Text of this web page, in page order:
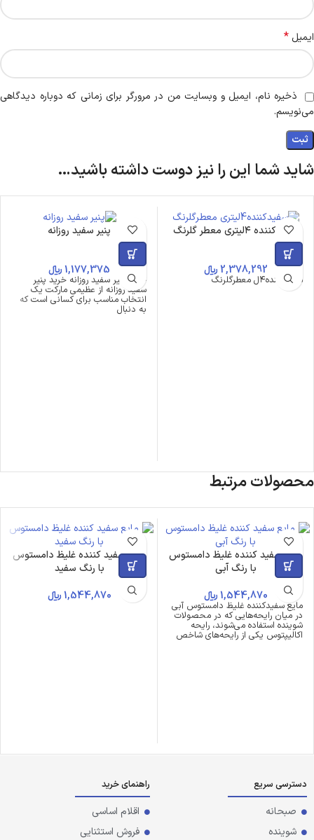
ایمیل *
ذخیره نام، ایمیل و وبسایت من در مرورگر برای زمانی که دوباره دیدگاهی
می‌نویسم.
شاید شما این را نیز دوست داشته باشید…
سفیدکننده ۴لیتری معطر گلرنگ
2,378,292 ﷼
سفیدکننده۴ل معطرگلرنگ
پنیر سفید روزانه
1,177,375﷼
خرید پنیر سفید روزانه خرید پنیر
سفید روزانه از عظیمی مارکت یک
انتخاب مناسب برای کسانی است که
به دنبال
محصولات مرتبط
مایع سفید کننده غلیظ دامستوس
با رنگ آبی
1,544,870﷼
مایع سفیدکننده غلیظ دامستوس آبی
در میان رایحه‌هایی که در محصولات
شوینده استفاده می‌شوند، رایحه
اکالیپتوس یکی از رایحه‌های شاخص
مایع سفید کننده غلیظ دامستوس
با رنگ سفید
1,544,870﷼
دسترسی سریع
صبحانه
شوینده
راهنمای خرید
اقلام اساسی
فروش استثنایی